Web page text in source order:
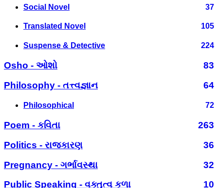
Social Novel 37
Translated Novel 105
Suspense & Detective 224
Osho - ઓશો
83
Philosophy - તત્ત્વજ્ઞાન
64
Philosophical 72
Poem - કવિતા
263
Politics - રાજકારણ
36
Pregnancy - ગર્ભાવસ્થા
32
Public Speaking - વક્તુત્વ કળા
10